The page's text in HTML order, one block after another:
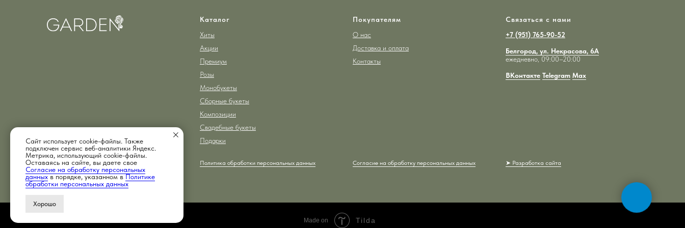
Сайт использует cookie-файлы. Также
подключен сервис веб-аналитики Яндекс.
Метрика, использующий cookie-файлы.
Оставаясь на сайте, вы даете свое
Согласие на обработку персональных
данныхв порядке, указанном вПолитике
обработки персональных данных
Хорошо
Каталог
Хиты
Акции
Премиум
Розы
Монобукеты
Сборные букеты
Композиции
Свадебные букеты
Подарки
Покупателям
О нас
Доставка и оплата
Контакты
Связаться с нами
+7 (951) 765-90-52
Белгород, ул. Некрасова, 6А
ежедневно, 09:00–20:00
ВКонтакте Telegram Max
ИП Надршин Тимур Фаритович
ИНН 026308094686
Политика обработки персональных данных Согласие на обработку персональных данных ➤ Разработка сайта
Made on Tilda